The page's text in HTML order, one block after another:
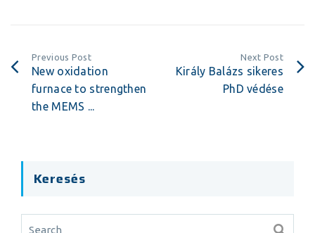
Previous Post
New oxidation
furnace to strengthen
the MEMS ...
Next Post
Király Balázs sikeres
PhD védése
Keresés